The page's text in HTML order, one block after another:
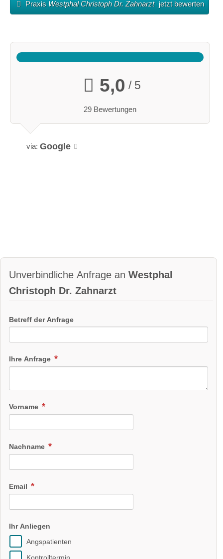
Praxis Westphal Christoph Dr. Zahnarzt jetzt bewerten
5,0 / 5
29 Bewertungen
via: Google
Unverbindliche Anfrage an Westphal
Christoph Dr. Zahnarzt
Betreff der Anfrage
Ihre Anfrage
Vorname
Nachname
Email
Ihr Anliegen
Angspatienten
Kontrolltermin